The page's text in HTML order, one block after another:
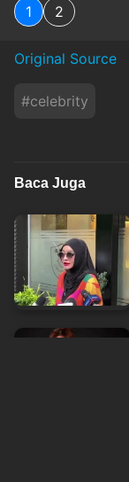
1 2
Original Source
#celebrity
Baca Juga